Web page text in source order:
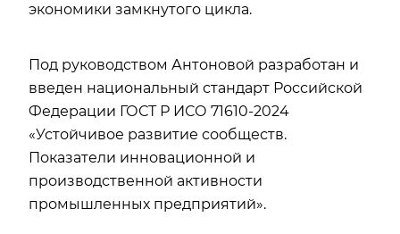
экономики замкнутого цикла.
Под руководством Антоновой разработан и
введен национальный стандарт Российской
Федерации ГОСТ Р ИСО 71610-2024
«Устойчивое развитие сообществ.
Показатели инновационной и
производственной активности
промышленных предприятий».